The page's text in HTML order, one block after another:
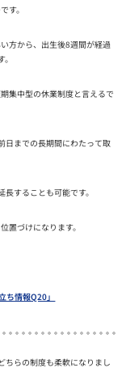
す。
方から、出生後8週間が経過
集中型の休業制度と言えるで
日までの長期間にわたって取
することも可能です。
置づけになります。
ち情報Q20」
ちらの制度も柔軟になりまし